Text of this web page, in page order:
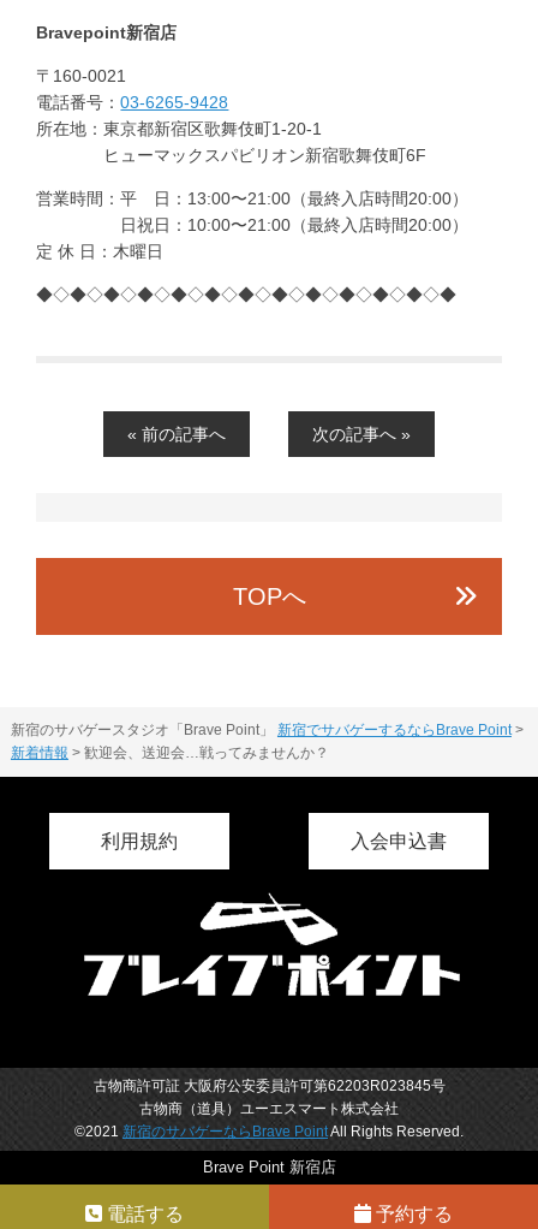
Brave Point 新宿店
電話する 予約する
Bravepoint新宿店
〒160-0021
電話番号：03-6265-9428
所在地：東京都新宿区歌舞伎町1-20-1
ヒューマックスパビリオン新宿歌舞伎町6F
営業時間：平 日：13:00〜21:00（最終入店時間20:00）
日祝日：10:00〜21:00（最終入店時間20:00）
定 休 日：木曜日
◆◇◆◇◆◇◆◇◆◇◆◇◆◇◆◇◆◇◆◇◆◇◆◇◆
« 前の記事へ 次の記事へ »
TOPへ
新宿のサバゲースタジオ「Brave Point」 新宿でサバゲーするならBrave Point>
新着情報 > 歓迎会、送迎会…戦ってみませんか？
利用規約 入会申込書
古物商許可証 大阪府公安委員許可第62203R023845号
古物商（道具）ユーエスマート株式会社
©2021 新宿のサバゲーならBrave PointAll Rights Reserved.